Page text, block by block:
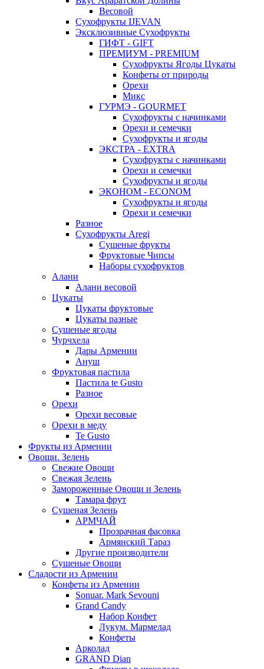
Весовой
Сухофрукты IJEVAN
Эксклюзивные Сухофрукты
ГИФТ - GIFT
ПРЕМИУМ - PREMIUM
Сухофрукты Ягоды Цукаты
Конфеты от природы
Орехи
Микс
ГУРМЭ - GOURMET
Сухофрукты с начинками
Орехи и семечки
Сухофрукты и ягоды
ЭКСТРА - EXTRA
Сухофрукты с начинками
Орехи и семечки
Сухофрукты и ягоды
ЭКОНОМ - ECONOM
Сухофрукты и ягоды
Орехи и семечки
Разное
Сухофрукты Aregi
Сушеные фрукты
Фруктовые Чипсы
Наборы сухофруктов
Алани
Алани весовой
Цукаты
Цукаты фруктовые
Цукаты разные
Сушеные ягоды
Чурчхела
Дары Армении
Ануш
Фруктовая пастила
Пастила te Gusto
Разное
Орехи
Орехи весовые
Орехи в меду
Te Gusto
Фрукты из Армении
Овощи. Зелень
Свежие Овощи
Свежая Зелень
Замороженные Овощи и Зелень
Тамара фрут
Сушеная Зелень
АРМЧАЙ
Прозрачная фасовка
Армянский Тараз
Другие производители
Сушеные Овощи
Сладости из Армении
Конфеты из Армении
Sonuar. Mark Sevouni
Grand Candy
Набор Конфет
Лукум. Мармелад
Конфеты
Арколад
GRAND Dian